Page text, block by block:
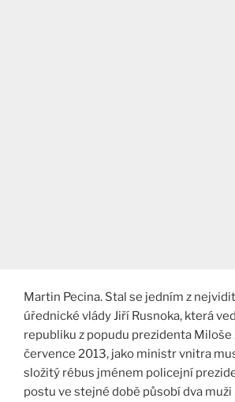
Martin Pecina. Stal se jedním z
úřednické vlády Jiří Rusnoka, která
republiku z popudu prezidenta Miloše
července 2013, jako ministr vnitra
složitý rébus jménem policejní
postu ve stejné době působí dva muži